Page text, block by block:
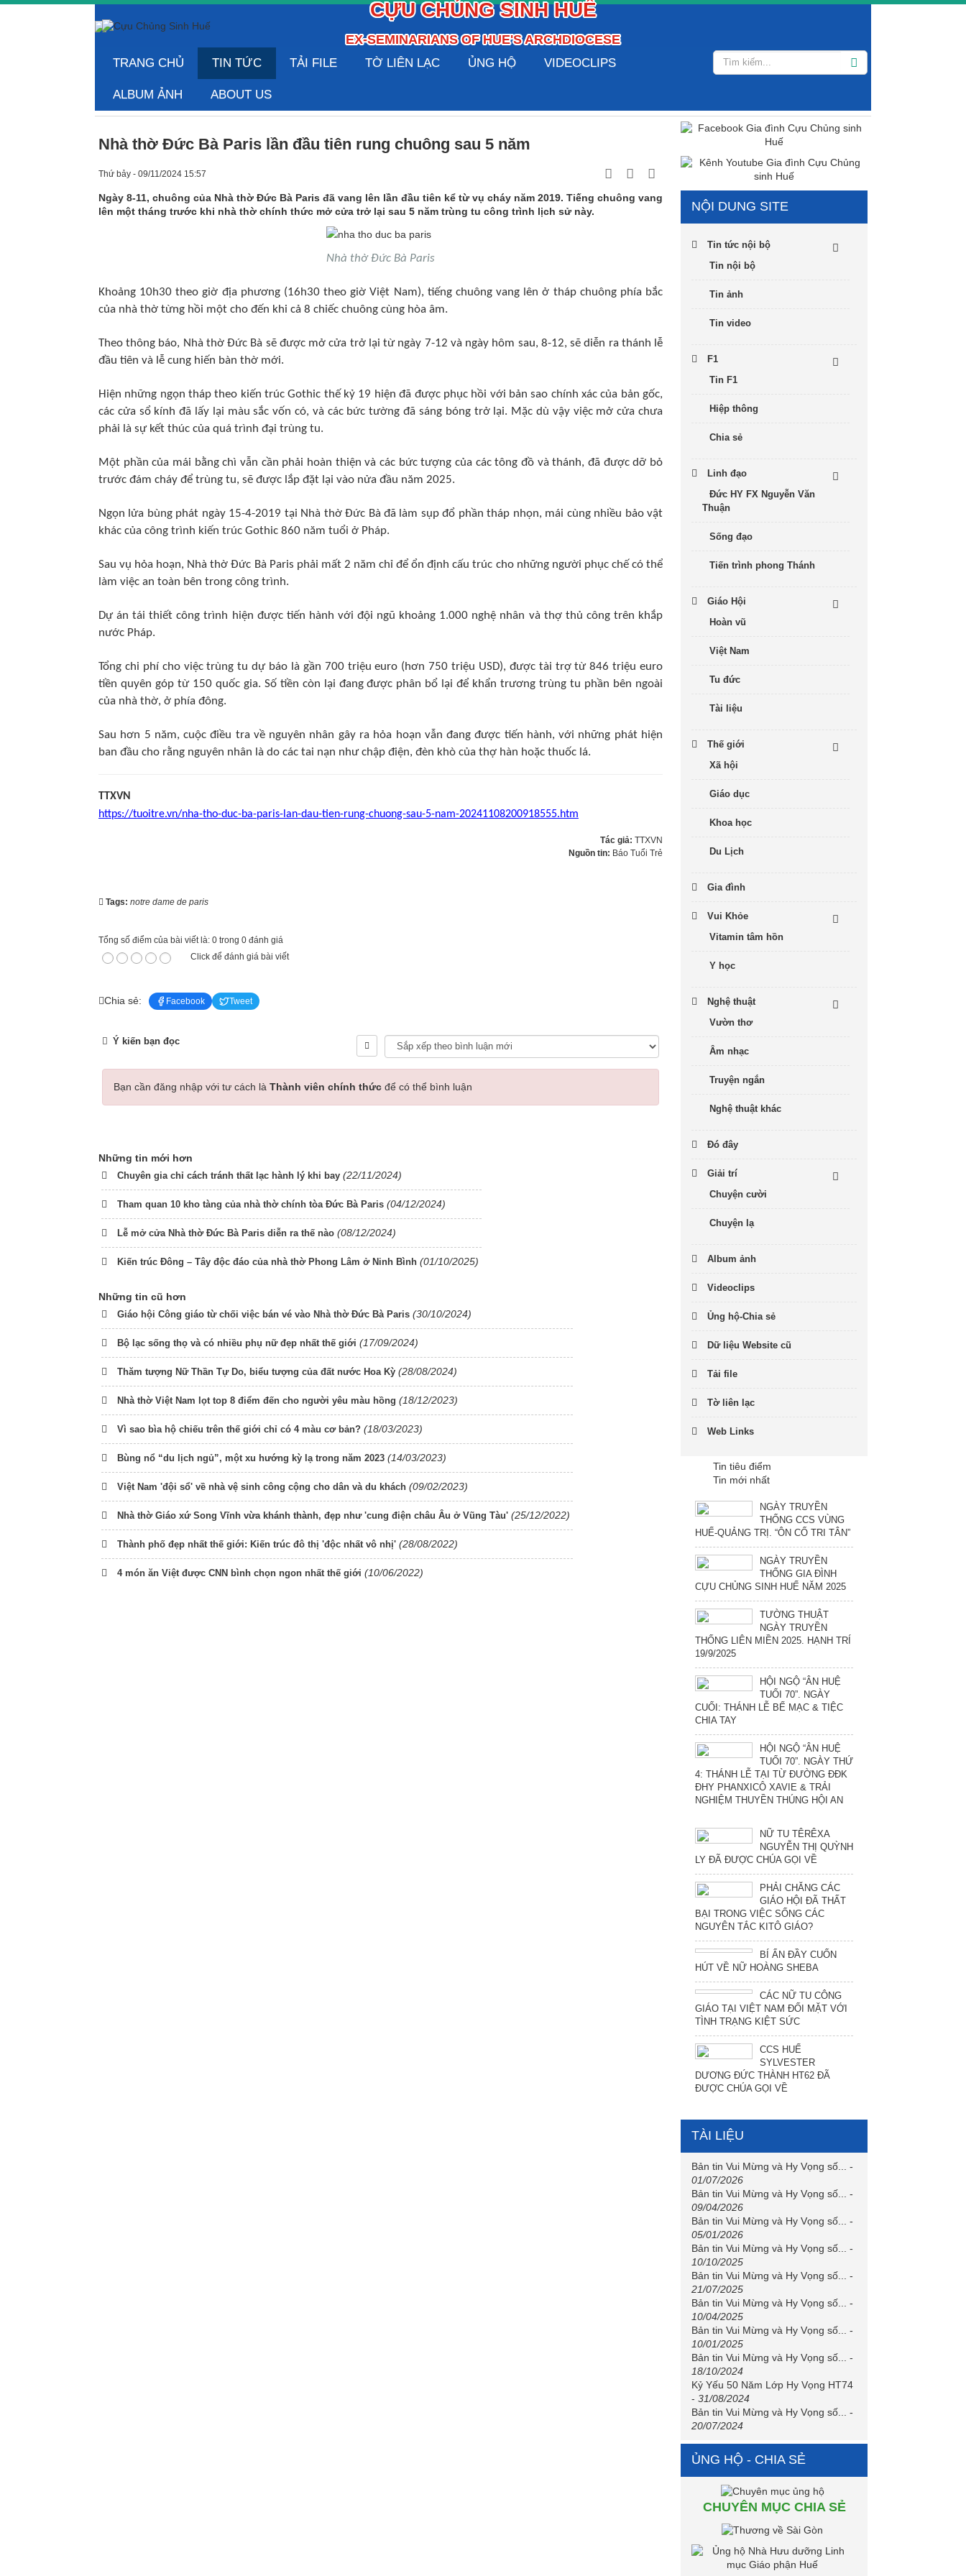
CỰU CHỦNG SINH HUẾ
EX-SEMINARIANS OF HUE'S ARCHDIOCESE
TRANG CHỦ TIN TỨC TẢI FILE TỜ LIÊN LẠC ỦNG HỘ VIDEOCLIPS
ALBUM ẢNH ABOUT US
Nhà thờ Đức Bà Paris lần đầu tiên rung chuông sau 5 năm
Thứ bảy - 09/11/2024 15:57
Ngày 8-11, chuông của Nhà thờ Đức Bà Paris đã vang lên lần đầu tiên kể từ vụ cháy năm 2019. Tiếng chuông vang
lên một tháng trước khi nhà thờ chính thức mở cửa trở lại sau 5 năm trùng tu công trình lịch sử này.
Nhà thờ Đức Bà Paris
Khoảng 10h30 theo giờ địa phương (16h30 theo giờ Việt Nam), tiếng chuông vang lên ở tháp chuông phía bắc
của nhà thờ từng hồi một cho đến khi cả 8 chiếc chuông cùng hòa âm.
Theo thông báo, Nhà thờ Đức Bà sẽ được mở cửa trở lại từ ngày 7-12 và ngày hôm sau, 8-12, sẽ diễn ra thánh lễ
đầu tiên và lễ cung hiến bàn thờ mới.
Hiện những ngọn tháp theo kiến trúc Gothic thế kỷ 19 hiện đã được phục hồi với bản sao chính xác của bản gốc,
các cửa sổ kính đã lấy lại màu sắc vốn có, và các bức tường đã sáng bóng trở lại. Mặc dù vậy việc mở cửa chưa
phải là sự kết thúc của quá trình đại trùng tu.
Một phần của mái bằng chì vẫn cần phải hoàn thiện và các bức tượng của các tông đồ và thánh, đã được dỡ bỏ
trước đám cháy để trùng tu, sẽ được lắp đặt lại vào nửa đầu năm 2025.
Ngọn lửa bùng phát ngày 15-4-2019 tại Nhà thờ Đức Bà đã làm sụp đổ phần tháp nhọn, mái cùng nhiều bảo vật
khác của công trình kiến trúc Gothic 860 năm tuổi ở Pháp.
Sau vụ hỏa hoạn, Nhà thờ Đức Bà Paris phải mất 2 năm chỉ để ổn định cấu trúc cho những người phục chế có thể
làm việc an toàn bên trong công trình.
Dự án tái thiết công trình hiện được tiến hành với đội ngũ khoảng 1.000 nghệ nhân và thợ thủ công trên khắp
nước Pháp.
Tổng chi phí cho việc trùng tu dự báo là gần 700 triệu euro (hơn 750 triệu USD), được tài trợ từ 846 triệu euro
tiền quyên góp từ 150 quốc gia. Số tiền còn lại đang được phân bổ lại để khẩn trương trùng tu phần bên ngoài
của nhà thờ, ở phía đông.
Sau hơn 5 năm, cuộc điều tra về nguyên nhân gây ra hỏa hoạn vẫn đang được tiến hành, với những phát hiện
ban đầu cho rằng nguyên nhân là do các tai nạn như chập điện, đèn khò của thợ hàn hoặc thuốc lá.
TTXVN
https://tuoitre.vn/nha-tho-duc-ba-paris-lan-dau-tien-rung-chuong-sau-5-nam-20241108200918555.htm
Tác giả: TTXVN
Nguồn tin: Báo Tuổi Trẻ
Tags: notre dame de paris
Tổng số điểm của bài viết là: 0 trong 0 đánh giá
Click để đánh giá bài viết
Chia sẻ: Facebook Tweet
Ý kiến bạn đọc
Bạn cần đăng nhập với tư cách là Thành viên chính thức để có thể bình luận
Những tin mới hơn
Chuyên gia chỉ cách tránh thất lạc hành lý khi bay (22/11/2024)
Tham quan 10 kho tàng của nhà thờ chính tòa Đức Bà Paris (04/12/2024)
Lễ mở cửa Nhà thờ Đức Bà Paris diễn ra thế nào (08/12/2024)
Kiến trúc Đông – Tây độc đáo của nhà thờ Phong Lâm ở Ninh Bình (01/10/2025)
Những tin cũ hơn
Giáo hội Công giáo từ chối việc bán vé vào Nhà thờ Đức Bà Paris (30/10/2024)
Bộ lạc sống thọ và có nhiều phụ nữ đẹp nhất thế giới (17/09/2024)
Thăm tượng Nữ Thần Tự Do, biểu tượng của đất nước Hoa Kỳ (28/08/2024)
Nhà thờ Việt Nam lọt top 8 điểm đến cho người yêu màu hồng (18/12/2023)
Vì sao bìa hộ chiếu trên thế giới chỉ có 4 màu cơ bản? (18/03/2023)
Bùng nổ “du lịch ngủ”, một xu hướng kỳ lạ trong năm 2023 (14/03/2023)
Việt Nam 'đội sổ' về nhà vệ sinh công cộng cho dân và du khách (09/02/2023)
Nhà thờ Giáo xứ Song Vĩnh vừa khánh thành, đẹp như 'cung điện châu Âu ở Vũng Tàu' (25/12/2022)
Thành phố đẹp nhất thế giới: Kiến trúc đô thị 'độc nhất vô nhị' (28/08/2022)
4 món ăn Việt được CNN bình chọn ngon nhất thế giới (10/06/2022)
NỘI DUNG SITE
Tin tức nội bộ
Tin nội bộ
Tin ảnh
Tin video
F1
Tin F1
Hiệp thông
Chia sẻ
Linh đạo
Đức HY FX Nguyễn Văn
Thuận
Sống đạo
Tiến trình phong Thánh
Giáo Hội
Hoàn vũ
Việt Nam
Tu đức
Tài liệu
Thế giới
Xã hội
Giáo dục
Khoa học
Du Lịch
Gia đình
Vui Khỏe
Vitamin tâm hồn
Y học
Nghệ thuật
Vườn thơ
Âm nhạc
Truyện ngắn
Nghệ thuật khác
Đó đây
Giải trí
Chuyện cười
Chuyện lạ
Album ảnh
Videoclips
Ủng hộ-Chia sẻ
Dữ liệu Website cũ
Tải file
Tờ liên lạc
Web Links
Tin tiêu điểm
Tin mới nhất
NGÀY TRUYỀN
THỐNG CCS VÙNG
HUẾ-QUẢNG TRỊ. “ÔN CỐ TRI TÂN”
NGÀY TRUYỀN
THỐNG GIA ĐÌNH
CỰU CHỦNG SINH HUẾ NĂM 2025
TƯỜNG THUẬT
NGÀY TRUYỀN
THỐNG LIÊN MIỀN 2025. HẠNH TRÍ
19/9/2025
HỘI NGỘ “ÂN HUỆ
TUỔI 70”. NGÀY
CUỐI: THÁNH LỄ BẾ MẠC & TIỆC
CHIA TAY
HỘI NGỘ “ÂN HUỆ
TUỔI 70”. NGÀY THỨ
4: THÁNH LỄ TẠI TỪ ĐƯỜNG ĐĐK
ĐHY PHANXICÔ XAVIE & TRẢI
NGHIỆM THUYỀN THÚNG HỘI AN
NỮ TU TÊRÊXA
NGUYỄN THỊ QUỲNH
LY ĐÃ ĐƯỢC CHÚA GỌI VỀ
PHẢI CHĂNG CÁC
GIÁO HỘI ĐÃ THẤT
BẠI TRONG VIỆC SỐNG CÁC
NGUYÊN TẮC KITÔ GIÁO?
BÍ ẨN ĐẦY CUỐN
HÚT VỀ NỮ HOÀNG SHEBA
CÁC NỮ TU CÔNG
GIÁO TẠI VIỆT NAM ĐỐI MẶT VỚI
TÌNH TRẠNG KIỆT SỨC
CCS HUẾ
SYLVESTER
DƯƠNG ĐỨC THÀNH HT62 ĐÃ
ĐƯỢC CHÚA GỌI VỀ
TÀI LIỆU
Bản tin Vui Mừng và Hy Vọng số...
-
01/07/2026
Bản tin Vui Mừng và Hy Vọng số...
-
09/04/2026
Bản tin Vui Mừng và Hy Vọng số...
-
05/01/2026
Bản tin Vui Mừng và Hy Vọng số...
-
10/10/2025
Bản tin Vui Mừng và Hy Vọng số...
-
21/07/2025
Bản tin Vui Mừng và Hy Vọng số...
-
10/04/2025
Bản tin Vui Mừng và Hy Vọng số...
-
10/01/2025
Bản tin Vui Mừng và Hy Vọng số...
-
18/10/2024
Kỷ Yếu 50 Năm Lớp Hy Vọng HT74
- 31/08/2024
Bản tin Vui Mừng và Hy Vọng số...
-
20/07/2024
ỦNG HỘ - CHIA SẺ
CHUYÊN MỤC CHIA SẺ